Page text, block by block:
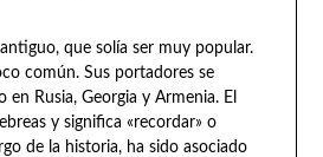
que solía ser muy popular.
común. Sus portadores se
Rusia, Georgia y Armenia. El
y significa «recordar» o
de la historia, ha sido asociado